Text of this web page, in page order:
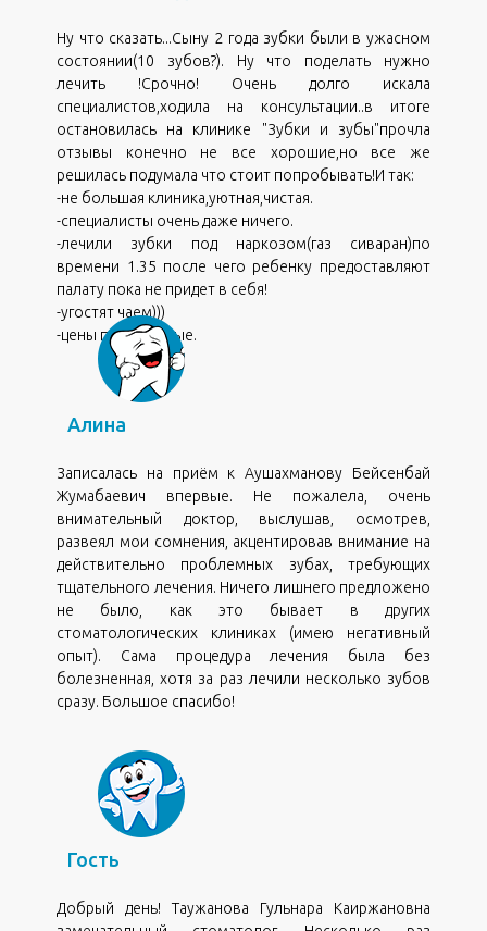
Ну что сказать...Сыну 2 года зубки были в ужасном
состоянии(10 зубов?). Ну что поделать нужно
лечить !Срочно! Очень долго искала
специалистов,ходила на консультации..в итоге
остановилась на клинике "Зубки и зубы"прочла
отзывы конечно не все хорошие,но все же
решилась подумала что стоит попробывать!И так:
-не большая клиника,уютная,чистая.
-специалисты очень даже ничего.
-лечили зубки под наркозом(газ сиваран)по
времени 1.35 после чего ребенку предоставляют
палату пока не придет в себя!
-угостят чаем)))
-цены приемлимые.
Алина
,
Записалась на приём к Аушахманову Бейсенбай
Жумабаевич впервые. Не пожалела, очень
внимательный доктор, выслушав, осмотрев,
развеял мои сомнения, акцентировав внимание на
действительно проблемных зубах, требующих
тщательного лечения. Ничего лишнего предложено
не было, как это бывает в других
стоматологических клиниках (имею негативный
опыт). Сама процедура лечения была без
болезненная, хотя за раз лечили несколько зубов
сразу. Большое спасибо!
Гость
,
Добрый день! Таужанова Гульнара Каиржановна